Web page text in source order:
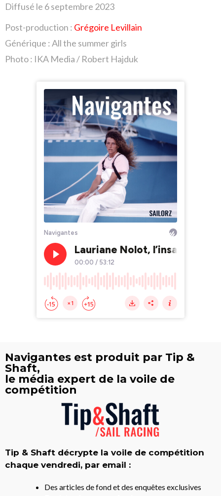
Diffusé le 6 septembre 2023
Post-production : Grégoire Levillain
Générique : All the summer girls
Photo : IKA Media / Robert Hajduk
Navigantes est produit par Tip &
Shaft,
le média expert de la voile de
compétition
Tip & Shaft décrypte la voile de compétition
chaque vendredi, par email :
Des articles de fond et des enquêtes exclusives